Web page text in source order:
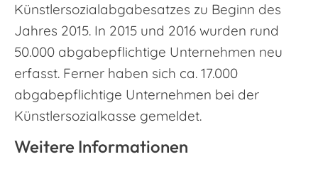
Künstlersozialabgabesatzes zu Beginn des
Jahres 2015. In 2015 und 2016 wurden rund
50.000 abgabepflichtige Unternehmen neu
erfasst. Ferner haben sich ca. 17.000
abgabepflichtige Unternehmen bei der
Künstlersozialkasse gemeldet.
Weitere Informationen